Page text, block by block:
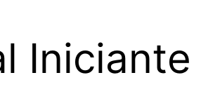
Iniciante